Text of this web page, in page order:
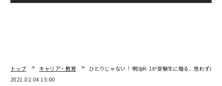
トップ キャリア・教育
ひとりじゃない！ 明治R-1が受験生に贈る、思わずほ
2021.02.04 15:00